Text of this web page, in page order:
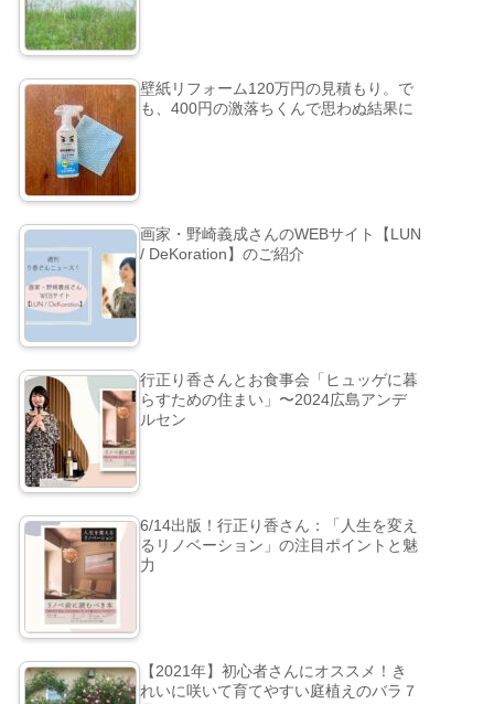
壁紙リフォーム120万円の見積もり。で
も、400円の激落ちくんで思わぬ結果に
画家・野崎義成さんのWEBサイト【LUN
/ DeKoration】のご紹介
行正り香さんとお食事会「ヒュッゲに暮
らすための住まい」〜2024広島アンデ
ルセン
6/14出版！行正り香さん：「人生を変え
るリノベーション」の注目ポイントと魅
力
【2021年】初心者さんにオススメ！き
れいに咲いて育てやすい庭植えのバラ７